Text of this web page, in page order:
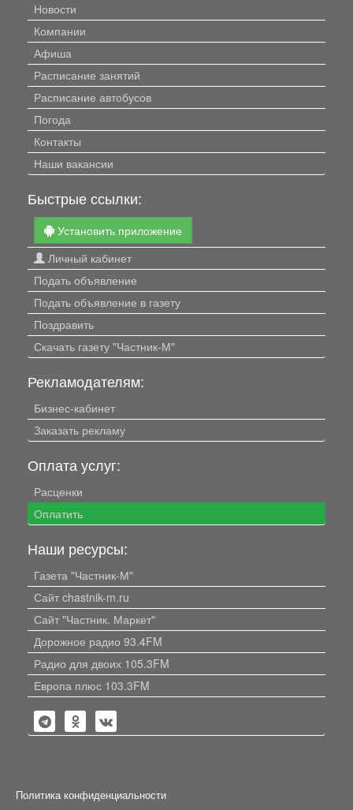
Новости
Компании
Афиша
Расписание занятий
Расписание автобусов
Погода
Контакты
Наши вакансии
Быстрые ссылки:
Установить приложение
Личный кабинет
Подать объявление
Подать объявление в газету
Поздравить
Скачать газету "Частник-М"
Рекламодателям:
Бизнес-кабинет
Заказать рекламу
Оплата услуг:
Расценки
Оплатить
Наши ресурсы:
Газета "Частник-М"
Сайт chastnik-m.ru
Сайт "Частник. Маркет"
Дорожное радио 93.4FM
Радио для двоих 105.3FM
Европа плюс 103.3FM
Политика конфиденциальности